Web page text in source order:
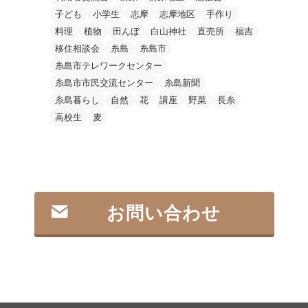
子ども
小学生 志摩 志摩地区
手作り
料理
植物 田んぼ 白山神社 直売所
福吉
移住相談会
糸島
糸島市
糸島市テレワークセンター
糸島市市民交流センター
糸島新聞
糸島暮らし
自然 花 講座 野菜
長糸
高校生
麦
お問い合わせ